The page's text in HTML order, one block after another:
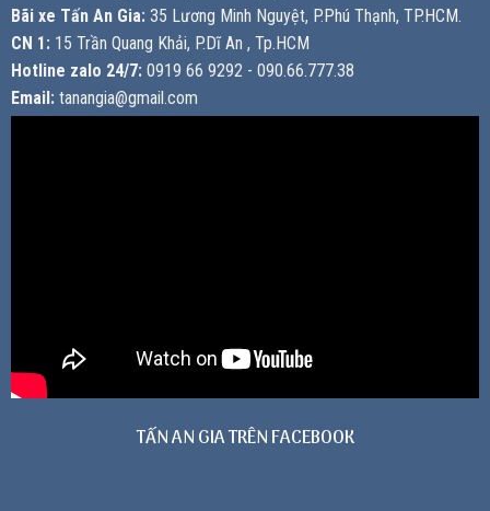
Bãi xe Tấn An Gia: 35 Lương Minh Nguyệt, P.Phú Thạnh, TP.HCM.
CN 1: 15 Trần Quang Khải, P.Dĩ An , Tp.HCM
Hotline zalo 24/7: 0919 66 9292 - 090.66.777.38
Email: tanangia@gmail.com
TẤN AN GIA TRÊN FACEBOOK